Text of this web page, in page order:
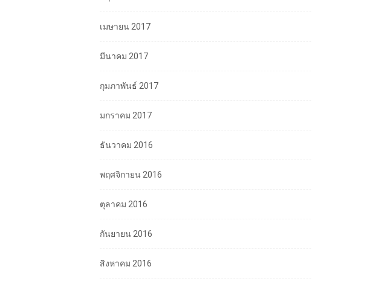
เมษายน 2017
มีนาคม 2017
กุมภาพันธ์ 2017
มกราคม 2017
ธันวาคม 2016
พฤศจิกายน 2016
ตุลาคม 2016
กันยายน 2016
สิงหาคม 2016